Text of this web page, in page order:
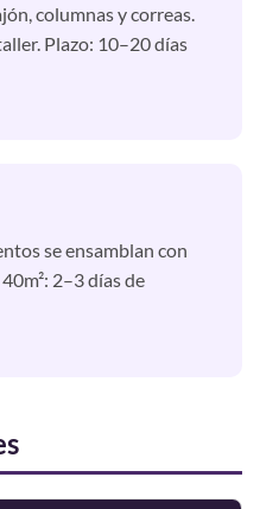
columnas y correas.
Plazo: 10–20 días
se ensamblan con
2–3 días de